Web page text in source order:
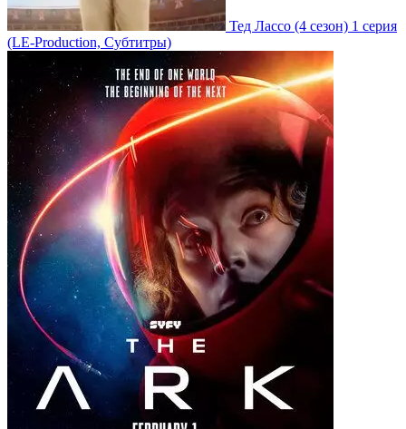
Тед Лассо (4 сезон) 1 серия
(LE-Production, Субтитры)